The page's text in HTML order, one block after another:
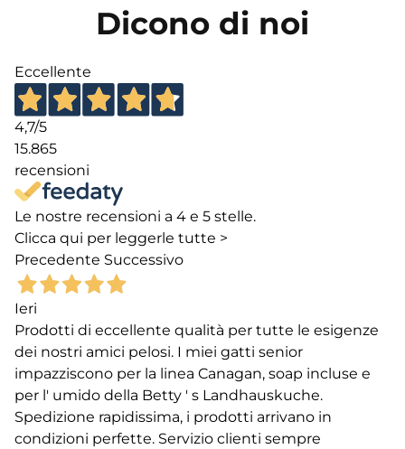
Dicono di noi
Eccellente
4,7/5
15.865
recensioni
Le nostre recensioni a 4 e 5 stelle.
Clicca qui per leggerle tutte >
Precedente Successivo
Ieri
Prodotti di eccellente qualità per tutte le esigenze
dei nostri amici pelosi. I miei gatti senior
impazziscono per la linea Canagan, soap incluse e
per l' umido della Betty ' s Landhauskuche.
Spedizione rapidissima, i prodotti arrivano in
condizioni perfette. Servizio clienti sempre